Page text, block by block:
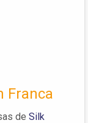
Franca
de Silk